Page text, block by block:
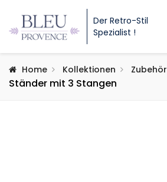
Der Retro-Stil
Spezialist !
Home Kollektionen Zubehör
Ständer mit 3 Stangen